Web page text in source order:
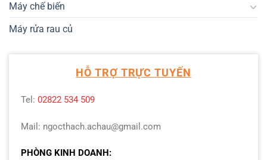
Máy chế biến
Máy rửa rau củ
HỖ TRỢ TRỰC TUYẾN
Tel: 02822 534 509
Mail: ngocthach.achau@gmail.com
PHÒNG KINH DOANH: